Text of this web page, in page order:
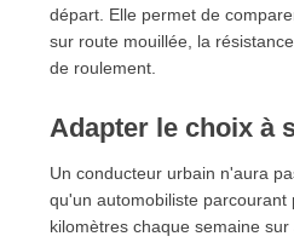
départ. Elle permet de
sur route mouillée, la
de roulement.
Adapter le choix à
Un conducteur urbain n'aura
qu'un automobiliste parcourant
kilomètres chaque semaine